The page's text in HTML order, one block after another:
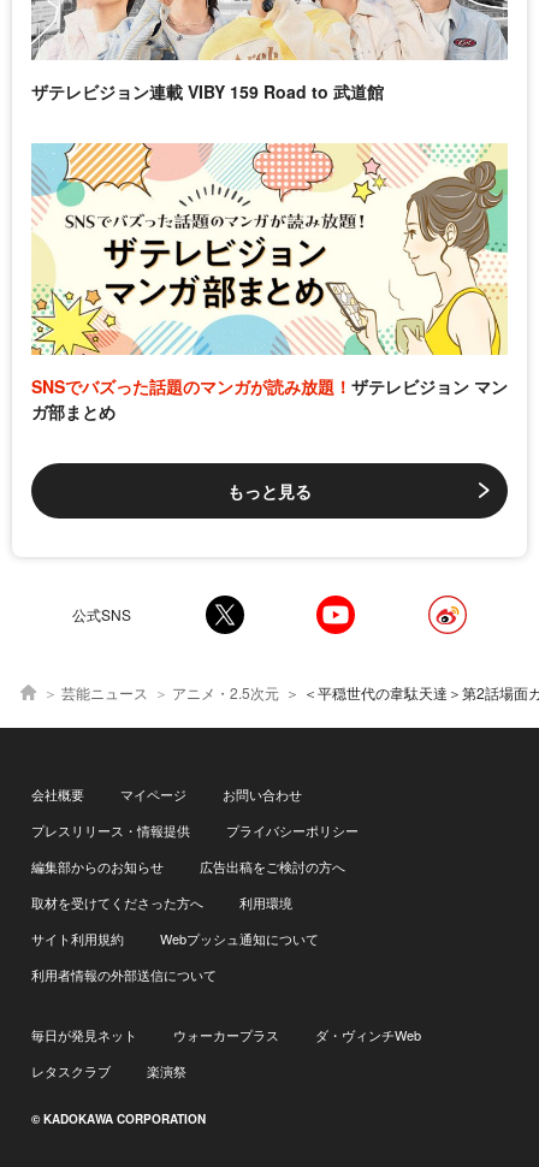
ザテレビジョン連載 VIBY 159 Road to 武道館
SNSでバズった話題のマンガが読み放題！ ザテレビジョン マン
ガ部まとめ
もっと見る
公式SNS
芸能ニュース アニメ・2.5次元 ＜平穏世代の韋駄天達＞第2話場面カット＆あらすじ解禁 ハヤトら
会社概要 マイページ
お問い合わせ
プレスリリース・情報提供
プライバシーポリシー
編集部からのお知らせ
広告出稿をご検討の方へ
取材を受けてくださった方へ
利用環境
サイト利用規約
Webプッシュ通知について
利用者情報の外部送信について
毎日が発見ネット ウォーカープラス
ダ・ヴィンチWeb
レタスクラブ
楽演祭
© KADOKAWA CORPORATION